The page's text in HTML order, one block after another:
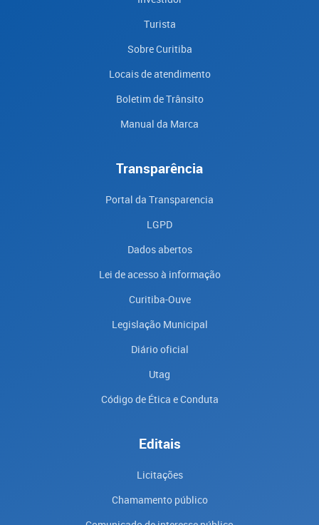
Turista
Sobre Curitiba
Locais de atendimento
Boletim de Trânsito
Manual da Marca
Transparência
Portal da Transparencia
LGPD
Dados abertos
Lei de acesso à informação
Curitiba-Ouve
Legislação Municipal
Diário oficial
Utag
Código de Ética e Conduta
Editais
Licitações
Chamamento público